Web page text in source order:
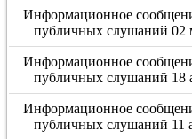
Информационное
публичных слушаний 02
Информационное
публичных слушаний 18
Информационное
публичных слушаний 11